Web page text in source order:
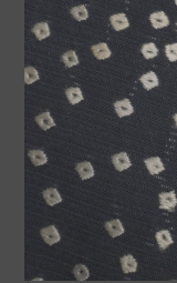
小物類
袋帯
男性用着物
江戸小紋